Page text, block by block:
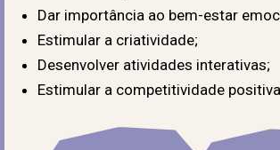
Dar importância ao bem-estar
Estimular a criatividade;
Desenvolver atividades interativas;
Estimular a competitividade